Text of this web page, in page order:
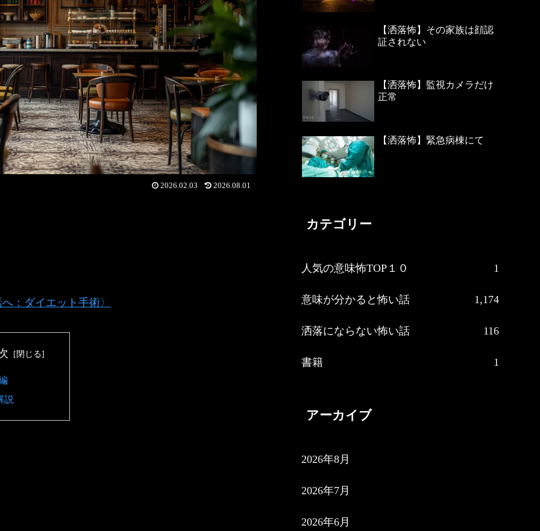
2026.02.03 2026.08.01
：ダイエット手術〉
説
【洒落怖】その家族は顔認
証されない
【洒落怖】監視カメラだけ
正常
【洒落怖】緊急病棟にて
カテゴリー
人気の意味怖TOP１０ 1
意味が分かると怖い話 1,174
洒落にならない怖い話 116
書籍 1
アーカイブ
2026年8月
2026年7月
2026年6月